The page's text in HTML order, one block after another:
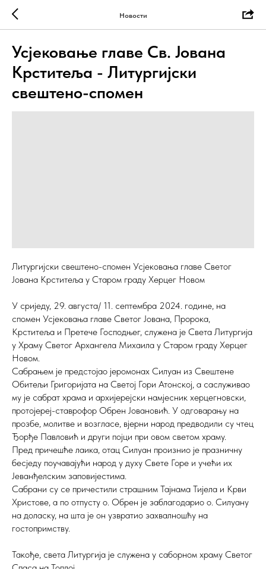
Новости
Усјековање главе Св. Јована
Крститеља - Литургијски
свештено-спомен
Литургијски свештено-спомен Усјековања главе Светог
Јована Крститеља у Старом граду Херцег Новом
У сриједу, 29. августа/ 11. септембра 2024. године, на
спомен Усјековања главе Светог Јована, Пророка,
Крститеља и Претече Господњег, служена је Света Литургија
у Храму Светог Архангела Михаила у Старом граду Херцег
Новом.
Сабрањем је предстојао јеромонах Силуан из Свештене
Обитељи Григоријата на Светој Гори Атонској, а саслуживао
му је сабрат храма и архијерејски намјесник херцегновски,
протојереј-ставрофор Обрен Јовановић. У одговарању на
прозбе, молитве и возгласе, вјерни народ предводили су чтец
Ђорђе Павловић и други појци при овом светом храму.
Пред причешће лаика, отац Силуан произнио је празничну
бесједу поучавајући народ у духу Свете Горе и учећи их
Јеванђелским заповијестима.
Сабрани су се причестили страшним Тајнама Тијела и Крви
Христове, а по отпусту о. Обрен је заблагодарио о. Силуану
на доласку, на шта је он узвратио захвалношћу на
гостопримству.
Такође, света Литургија је служена у саборном храму Светог